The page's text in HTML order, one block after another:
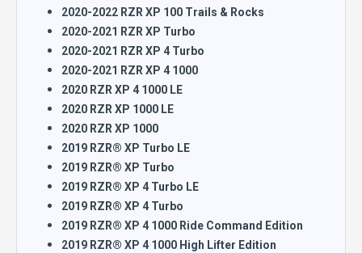
2020-2022 RZR XP 100 Trails & Rocks
2020-2021 RZR XP Turbo
2020-2021 RZR XP 4 Turbo
2020-2021 RZR XP 4 1000
2020 RZR XP 4 1000 LE
2020 RZR XP 1000 LE
2020 RZR XP 1000
2019 RZR® XP Turbo LE
2019 RZR® XP Turbo
2019 RZR® XP 4 Turbo LE
2019 RZR® XP 4 Turbo
2019 RZR® XP 4 1000 Ride Command Edition
2019 RZR® XP 4 1000 High Lifter Edition